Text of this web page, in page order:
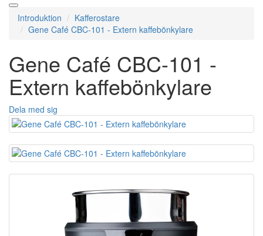
Introduktion
Kafferostare
Gene Café CBC-101 - Extern kaffebönkylare
Gene Café CBC-101 -
Extern kaffebönkylare
Dela med sig